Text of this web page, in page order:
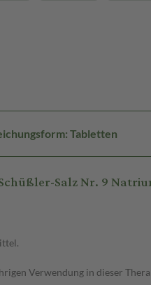
Tabletten
Salz Nr. 9
Verwendung in dieser